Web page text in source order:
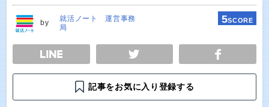
by
就活ノート 運営事務
局
5SCORE
TWEET
記事をお気に入り登録する